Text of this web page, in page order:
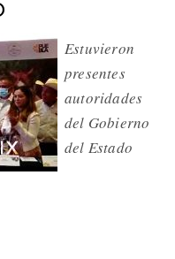
Estuvieron
presentes
autoridades
del Gobierno
del Estado